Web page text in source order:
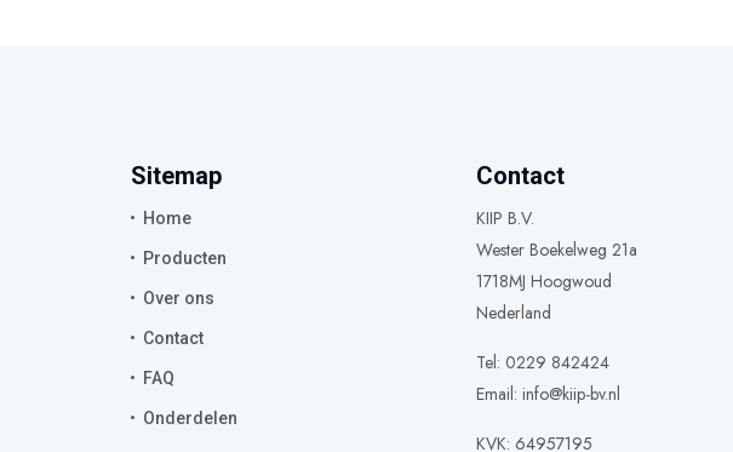
Sitemap
Home
Producten
Over ons
Contact
FAQ
Onderdelen
Contact
KIIP B.V.
Wester Boekelweg 21a
1718MJ Hoogwoud
Nederland
Tel: 0229 842424
Email: info@kiip-bv.nl
KVK: 64957195